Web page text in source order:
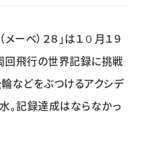
ベ）２８」は１０月１９
回飛行の世界記録に挑戦
などをぶつけるアクシデ
。記録達成はならなかっ